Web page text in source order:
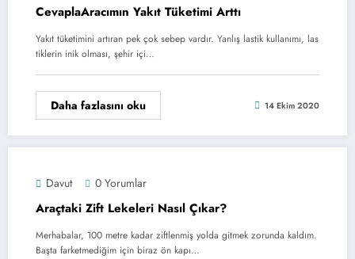
CevaplaAracımın Yakıt Tüketimi Arttı
Yakıt tüketimini artıran pek çok sebep vardır. Yanlış lastik kullanımı, las
tiklerin inik olması, şehir içi…
Daha fazlasını oku 14 Ekim 2020
Davut 0 Yorumlar
Araçtaki Zift Lekeleri Nasıl Çıkar?
Merhabalar, 100 metre kadar ziftlenmiş yolda gitmek zorunda kaldım.
Başta farketmediğim için biraz ön kapı…